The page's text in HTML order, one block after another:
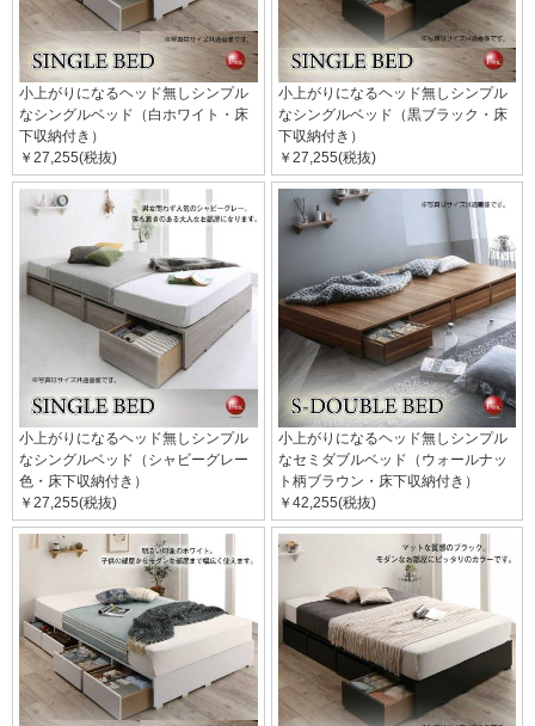
小上がりになるヘッド無しシンプル
なシングルベッド（白ホワイト・床
下収納付き）
￥27,255(税抜)
小上がりになるヘッド無しシンプル
なシングルベッド（黒ブラック・床
下収納付き）
￥27,255(税抜)
小上がりになるヘッド無しシンプル
なシングルベッド（シャビーグレー
色・床下収納付き）
￥27,255(税抜)
小上がりになるヘッド無しシンプル
なセミダブルベッド（ウォールナッ
ト柄ブラウン・床下収納付き）
￥42,255(税抜)